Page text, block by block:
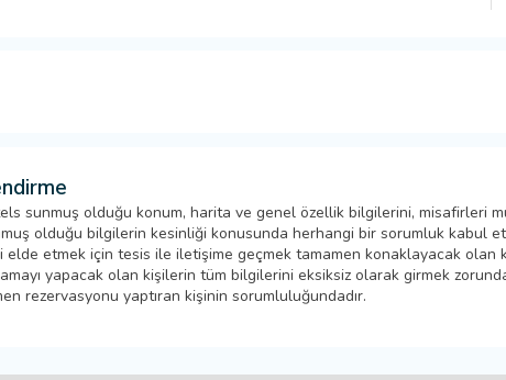
sunmuş olduğu konum, harita ve genel özellik bilgilerini, misafirleri
olduğu bilgilerin kesinliği konusunda herhangi bir sorumluk kabul
etmek için tesis ile iletişime geçmek tamamen konaklayacak olan
yapacak olan kişilerin tüm bilgilerini eksiksiz olarak girmek
rezervasyonu yaptıran kişinin sorumluluğundadır.